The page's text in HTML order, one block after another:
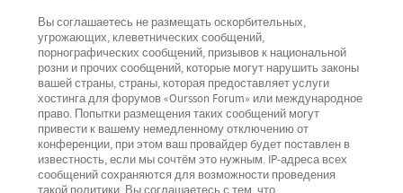
Вы соглашаетесь не размещать оскорбительных,
угрожающих, клеветнических сообщений,
порнографических сообщений, призывов к национальной
розни и прочих сообщений, которые могут нарушить законы
вашей страны, страны, которая предоставляет услуги
хостинга для форумов «Oursson Forum» или международное
право. Попытки размещения таких сообщений могут
привести к вашему немедленному отключению от
конференции, при этом ваш провайдер будет поставлен в
известность, если мы сочтём это нужным. IP-адреса всех
сообщений сохраняются для возможности проведения